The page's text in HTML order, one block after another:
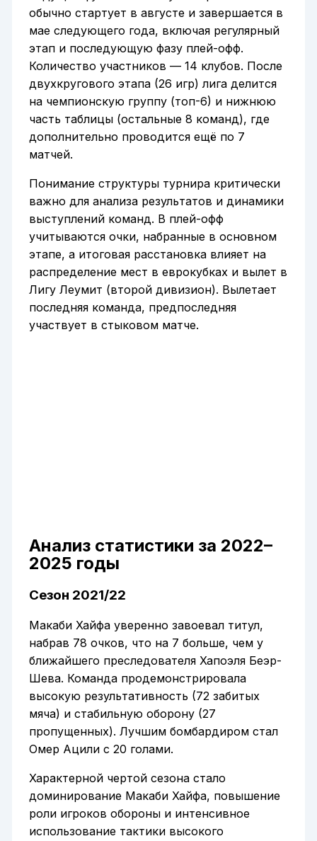
обычно стартует в августе и завершается в
мае следующего года, включая регулярный
этап и последующую фазу плей-офф.
Количество участников — 14 клубов. После
двухкругового этапа (26 игр) лига делится
на чемпионскую группу (топ-6) и нижнюю
часть таблицы (остальные 8 команд), где
дополнительно проводится ещё по 7
матчей.
Понимание структуры турнира критически
важно для анализа результатов и динамики
выступлений команд. В плей-офф
учитываются очки, набранные в основном
этапе, а итоговая расстановка влияет на
распределение мест в еврокубках и вылет в
Лигу Леумит (второй дивизион). Вылетает
последняя команда, предпоследняя
участвует в стыковом матче.
Анализ статистики за 2022–
2025 годы
Сезон 2021/22
Макаби Хайфа уверенно завоевал титул,
набрав 78 очков, что на 7 больше, чем у
ближайшего преследователя Хапоэля Беэр-
Шева. Команда продемонстрировала
высокую результативность (72 забитых
мяча) и стабильную оборону (27
пропущенных). Лучшим бомбардиром стал
Омер Ацили с 20 голами.
Характерной чертой сезона стало
доминирование Макаби Хайфа, повышение
роли игроков обороны и интенсивное
использование тактики высокого